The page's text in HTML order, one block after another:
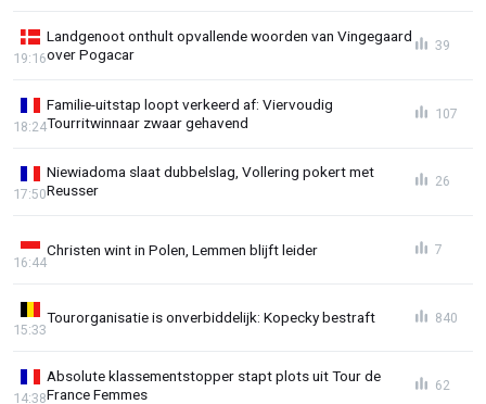
Landgenoot onthult opvallende woorden van Vingegaard
over Pogacar
19:16
39
Familie-uitstap loopt verkeerd af: Viervoudig
Tourritwinnaar zwaar gehavend
18:24
107
Niewiadoma slaat dubbelslag, Vollering pokert met
Reusser
17:50
26
Christen wint in Polen, Lemmen blijft leider
16:44
7
Tourorganisatie is onverbiddelijk: Kopecky bestraft
15:33
840
Absolute klassementstopper stapt plots uit Tour de
France Femmes
14:38
62